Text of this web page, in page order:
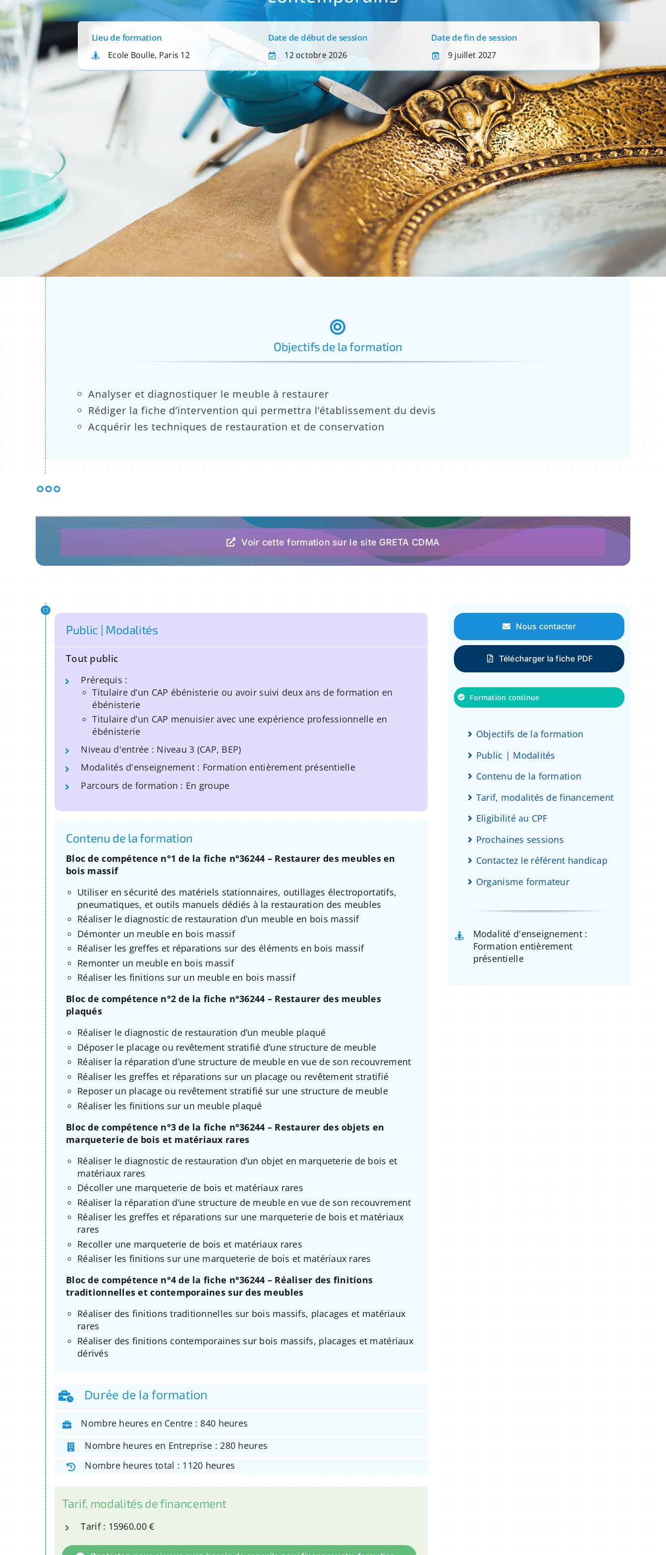
Lieu de formation
Ecole Boulle, Paris 12
Date de début de session
12 octobre 2026
Date de fin de session
9 juillet 2027
Objectifs de la formation
Analyser et diagnostiquer le meuble à restaurer
Rédiger la fiche d’intervention qui permettra l’établissement du devis
Acquérir les techniques de restauration et de conservation
°°°
Voir cette formation sur le site GRETA CDMA
Public | Modalités
Tout public
Prérequis :
Titulaire d’un CAP ébénisterie ou avoir suivi deux ans de formation en
ébénisterie
Titulaire d’un CAP menuisier avec une expérience professionnelle en
ébénisterie
Niveau d'entrée : Niveau 3 (CAP, BEP)
Modalités d'enseignement : Formation entièrement présentielle
Parcours de formation : En groupe
Contenu de la formation
Bloc de compétence n°1 de la fiche n°36244 – Restaurer des meubles en
bois massif
Utiliser en sécurité des matériels stationnaires, outillages électroportatifs,
pneumatiques, et outils manuels dédiés à la restauration des meubles
Réaliser le diagnostic de restauration d’un meuble en bois massif
Démonter un meuble en bois massif
Réaliser les greffes et réparations sur des éléments en bois massif
Remonter un meuble en bois massif
Réaliser les finitions sur un meuble en bois massif
Bloc de compétence n°2 de la fiche n°36244 – Restaurer des meubles
plaqués
Réaliser le diagnostic de restauration d’un meuble plaqué
Déposer le placage ou revêtement stratifié d’une structure de meuble
Réaliser la réparation d’une structure de meuble en vue de son recouvrement
Réaliser les greffes et réparations sur un placage ou revêtement stratifié
Reposer un placage ou revêtement stratifié sur une structure de meuble
Réaliser les finitions sur un meuble plaqué
Bloc de compétence n°3 de la fiche n°36244 – Restaurer des objets en
marqueterie de bois et matériaux rares
Réaliser le diagnostic de restauration d’un objet en marqueterie de bois et
matériaux rares
Décoller une marqueterie de bois et matériaux rares
Réaliser la réparation d’une structure de meuble en vue de son recouvrement
Réaliser les greffes et réparations sur une marqueterie de bois et matériaux
rares
Recoller une marqueterie de bois et matériaux rares
Réaliser les finitions sur une marqueterie de bois et matériaux rares
Bloc de compétence n°4 de la fiche n°36244 – Réaliser des finitions
traditionnelles et contemporaines sur des meubles
Réaliser des finitions traditionnelles sur bois massifs, placages et matériaux
rares
Réaliser des finitions contemporaines sur bois massifs, placages et matériaux
dérivés
Durée de la formation
Nombre heures en Centre : 840 heures
Nombre heures en Entreprise : 280 heures
Nombre heures total : 1120 heures
Tarif, modalités de financement
Tarif : 15960.00 €
Nous contacter
Télécharger la fiche PDF
Formation continue
Objectifs de la formation
Public | Modalités
Contenu de la formation
Tarif, modalités de financement
Eligibilité au CPF
Prochaines sessions
Contactez le référent handicap
Organisme formateur
Modalité d'enseignement :
Formation entièrement
présentielle